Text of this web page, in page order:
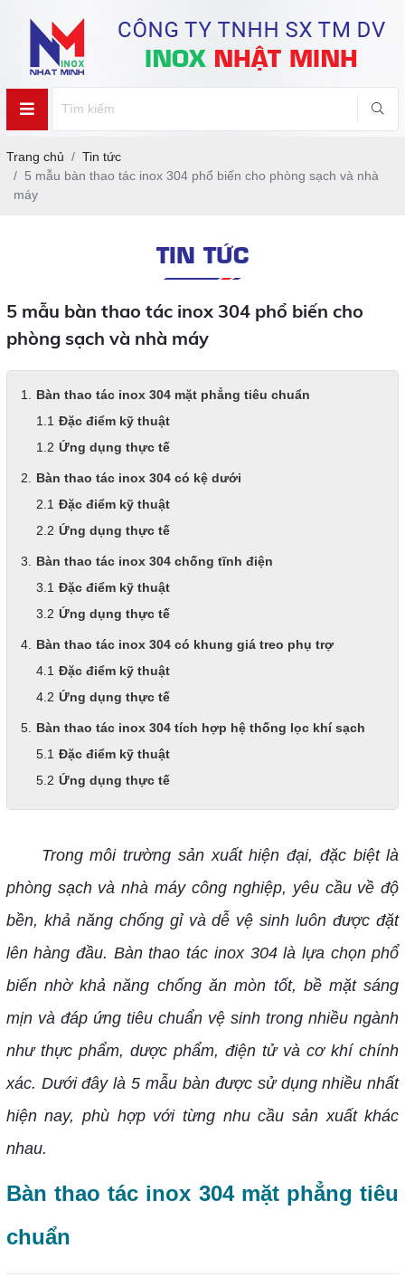
Trang chủ
Tin tức
5 mẫu bàn thao tác inox 304 phổ biến cho phòng sạch và nhà
máy
TIN TỨC
5 mẫu bàn thao tác inox 304 phổ biến cho
phòng sạch và nhà máy
Bàn thao tác inox 304 mặt phẳng tiêu chuẩn
Đặc điểm kỹ thuật
Ứng dụng thực tế
Bàn thao tác inox 304 có kệ dưới
Đặc điểm kỹ thuật
Ứng dụng thực tế
Bàn thao tác inox 304 chống tĩnh điện
Đặc điểm kỹ thuật
Ứng dụng thực tế
Bàn thao tác inox 304 có khung giá treo phụ trợ
Đặc điểm kỹ thuật
Ứng dụng thực tế
Bàn thao tác inox 304 tích hợp hệ thống lọc khí sạch
Đặc điểm kỹ thuật
Ứng dụng thực tế
Trong môi trường sản xuất hiện đại, đặc biệt là
phòng sạch và nhà máy công nghiệp, yêu cầu về độ
bền, khả năng chống gỉ và dễ vệ sinh luôn được đặt
lên hàng đầu. Bàn thao tác inox 304 là lựa chọn phổ
biến nhờ khả năng chống ăn mòn tốt, bề mặt sáng
mịn và đáp ứng tiêu chuẩn vệ sinh trong nhiều ngành
như thực phẩm, dược phẩm, điện tử và cơ khí chính
xác. Dưới đây là 5 mẫu bàn được sử dụng nhiều nhất
hiện nay, phù hợp với từng nhu cầu sản xuất khác
nhau.
Bàn thao tác inox 304 mặt phẳng tiêu
chuẩn